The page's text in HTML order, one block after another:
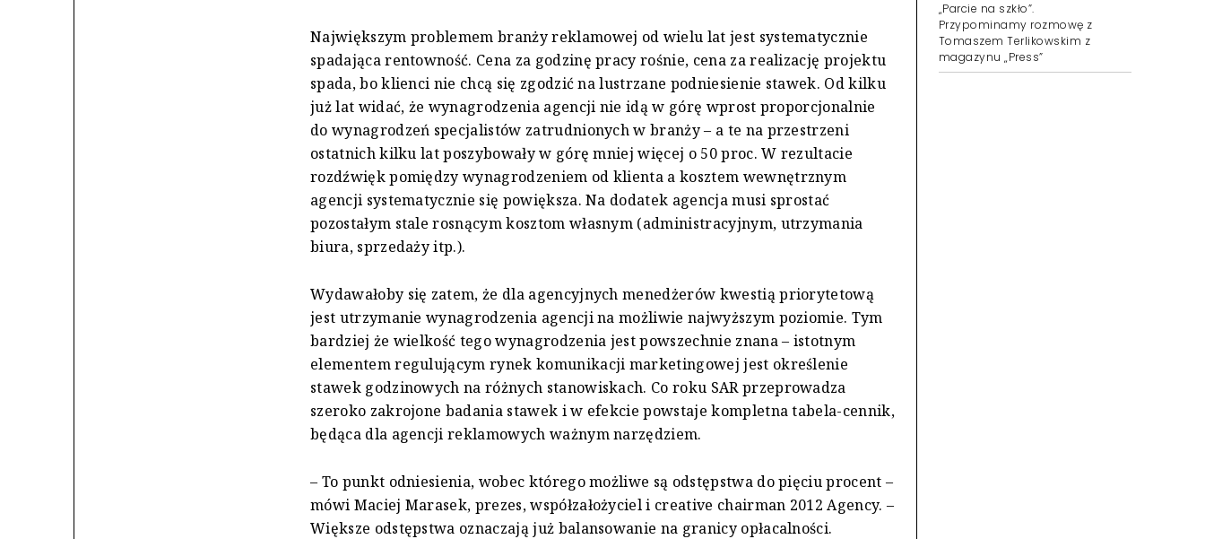
Największym problemem branży reklamowej od wielu lat jest systematycznie
spadająca rentowność. Cena za godzinę pracy rośnie, cena za realizację projektu
spada, bo klienci nie chcą się zgodzić na lustrzane podniesienie stawek. Od kilku
już lat widać, że wynagrodzenia agencji nie idą w górę wprost proporcjonalnie
do wynagrodzeń specjalistów zatrudnionych w branży – a te na przestrzeni
ostatnich kilku lat poszybowały w górę mniej więcej o 50 proc. W rezultacie
rozdźwięk pomiędzy wynagrodzeniem od klienta a kosztem wewnętrznym
agencji systematycznie się powiększa. Na dodatek agencja musi sprostać
pozostałym stale rosnącym kosztom własnym (administracyjnym, utrzymania
biura, sprzedaży itp.).
Wydawałoby się zatem, że dla agencyjnych menedżerów kwestią priorytetową
jest utrzymanie wynagrodzenia agencji na możliwie najwyższym poziomie. Tym
bardziej że wielkość tego wynagrodzenia jest powszechnie znana – istotnym
elementem regulującym rynek komunikacji marketingowej jest określenie
stawek godzinowych na różnych stanowiskach. Co roku SAR przeprowadza
szeroko zakrojone badania stawek i w efekcie powstaje kompletna tabela-cennik,
będąca dla agencji reklamowych ważnym narzędziem.
– To punkt odniesienia, wobec którego możliwe są odstępstwa do pięciu procent –
mówi Maciej Marasek, prezes, współzałożyciel i creative chairman 2012 Agency. –
Większe odstępstwa oznaczają już balansowanie na granicy opłacalności.
„Parcie na szkło”.
Przypominamy rozmowę z
Tomaszem Terlikowskim z
magazynu „Press”